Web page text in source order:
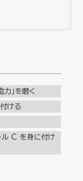
」を磨く
ける
ル C を身に付け